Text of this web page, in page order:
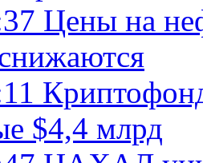
Цены на
$4,4 млрд